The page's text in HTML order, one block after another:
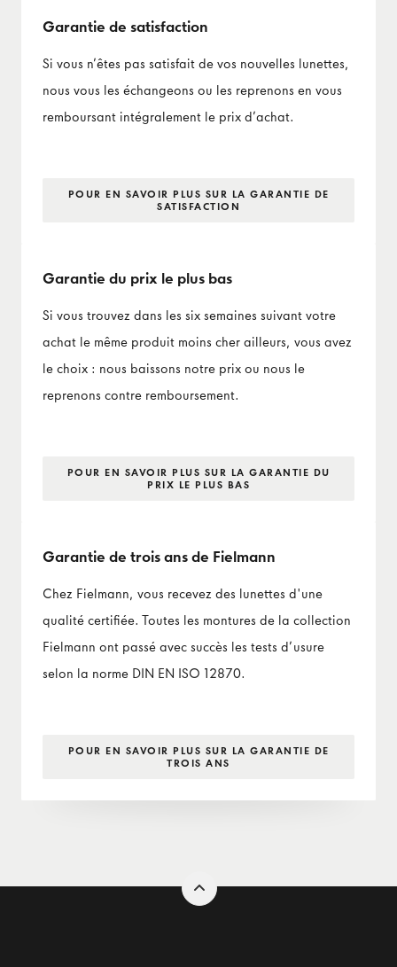
Garantie de satisfaction
Si vous n’êtes pas satisfait de vos nouvelles lunettes,
nous vous les échangeons ou les reprenons en vous
remboursant intégralement le prix d’achat.
POUR EN SAVOIR PLUS SUR LA GARANTIE DE
SATISFACTION
Garantie du prix le plus bas
Si vous trouvez dans les six semaines suivant votre
achat le même produit moins cher ailleurs, vous avez
le choix : nous baissons notre prix ou nous le
reprenons contre remboursement.
POUR EN SAVOIR PLUS SUR LA GARANTIE DU
PRIX LE PLUS BAS
Garantie de trois ans de Fielmann
Chez Fielmann, vous recevez des lunettes d'une
qualité certifiée. Toutes les montures de la collection
Fielmann ont passé avec succès les tests d’usure
selon la norme DIN EN ISO 12870.
POUR EN SAVOIR PLUS SUR LA GARANTIE DE
TROIS ANS